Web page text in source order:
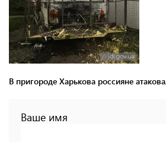
В пригороде Харькова россияне
Ваше имя